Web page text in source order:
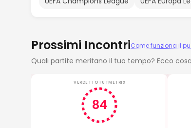
Prossimi IncontriCome funziona il
Quali partite meritano il tuo tempo? Ecco
VERDETTO FUTMETRIX
84